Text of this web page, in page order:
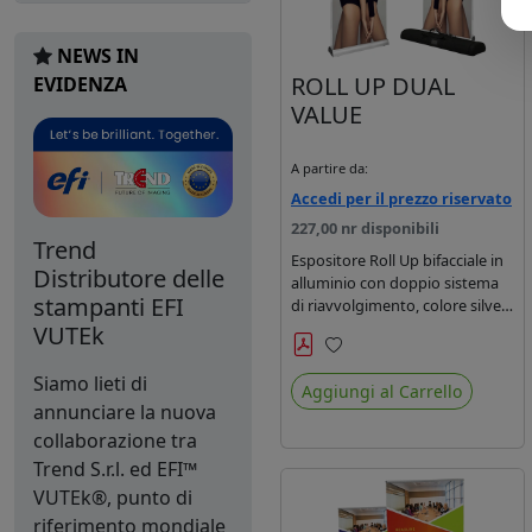
NEWS IN
EVIDENZA
Trend
Distributore delle
stampanti EFI
VUTEk
Siamo lieti di
annunciare la nuova
collaborazione tra
Trend S.r.l. ed EFI™
VUTEk®, punto di
riferimento mondiale
ROLL UP DUAL
VALUE
A partire da:
Accedi per il prezzo riservato
227,00 nr disponibili
Espositore Roll Up bifacciale in
alluminio con doppio sistema
di riavvolgimento, colore silver
con borsa inclusa.
Preferiti
Aggiungi al Carrello